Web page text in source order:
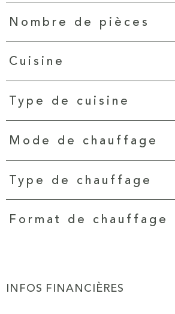
Nombre de pièces
Cuisine
Type de cuisine
Mode de chauffage
Type de chauffage
Format de chauffage
INFOS FINANCIÈRES